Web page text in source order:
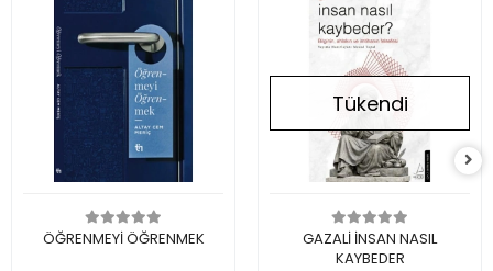
Sepete Ekle
ÖĞRENMEYİ ÖĞRENMEK Stokta Yok
Tükendi
GAZALİ İNSAN NASIL
KAYBEDER